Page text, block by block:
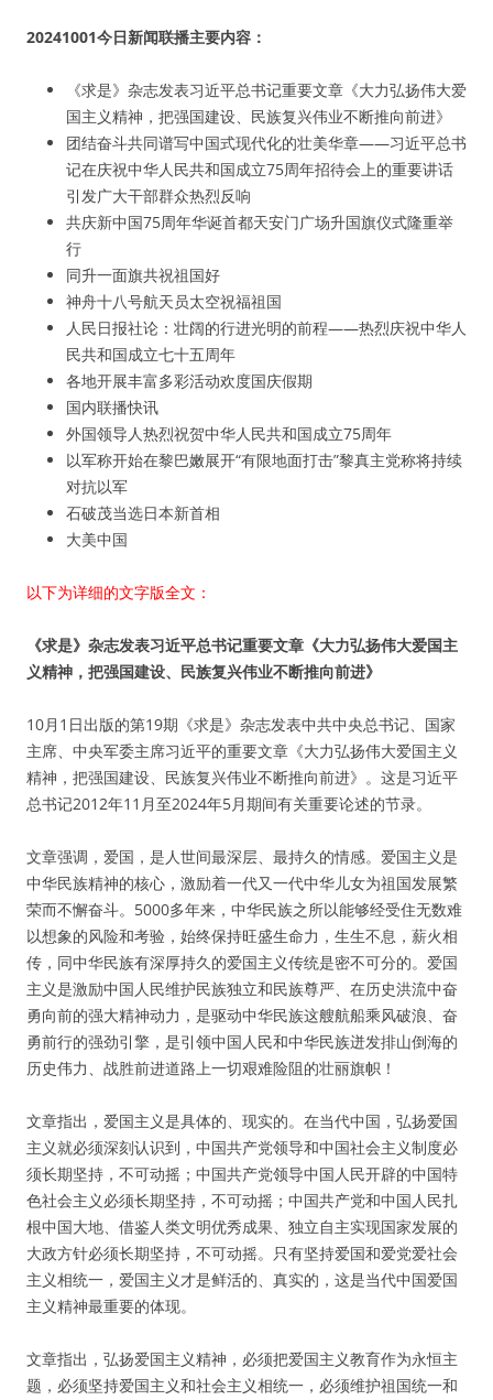
20241001今日新闻联播主要内容：
《求是》杂志发表习近平总书记重要文章《大力弘扬伟大爱
国主义精神，把强国建设、民族复兴伟业不断推向前进》
团结奋斗共同谱写中国式现代化的壮美华章——习近平总书
记在庆祝中华人民共和国成立75周年招待会上的重要讲话
引发广大干部群众热烈反响
共庆新中国75周年华诞首都天安门广场升国旗仪式隆重举
行
同升一面旗共祝祖国好
神舟十八号航天员太空祝福祖国
人民日报社论：壮阔的行进光明的前程——热烈庆祝中华人
民共和国成立七十五周年
各地开展丰富多彩活动欢度国庆假期
国内联播快讯
外国领导人热烈祝贺中华人民共和国成立75周年
以军称开始在黎巴嫩展开“有限地面打击”黎真主党称将持续
对抗以军
石破茂当选日本新首相
大美中国
以下为详细的文字版全文：
《求是》杂志发表习近平总书记重要文章《大力弘扬伟大爱国主
义精神，把强国建设、民族复兴伟业不断推向前进》
10月1日出版的第19期《求是》杂志发表中共中央总书记、国家
主席、中央军委主席习近平的重要文章《大力弘扬伟大爱国主义
精神，把强国建设、民族复兴伟业不断推向前进》。这是习近平
总书记2012年11月至2024年5月期间有关重要论述的节录。
文章强调，爱国，是人世间最深层、最持久的情感。爱国主义是
中华民族精神的核心，激励着一代又一代中华儿女为祖国发展繁
荣而不懈奋斗。5000多年来，中华民族之所以能够经受住无数难
以想象的风险和考验，始终保持旺盛生命力，生生不息，薪火相
传，同中华民族有深厚持久的爱国主义传统是密不可分的。爱国
主义是激励中国人民维护民族独立和民族尊严、在历史洪流中奋
勇向前的强大精神动力，是驱动中华民族这艘航船乘风破浪、奋
勇前行的强劲引擎，是引领中国人民和中华民族迸发排山倒海的
历史伟力、战胜前进道路上一切艰难险阻的壮丽旗帜！
文章指出，爱国主义是具体的、现实的。在当代中国，弘扬爱国
主义就必须深刻认识到，中国共产党领导和中国社会主义制度必
须长期坚持，不可动摇；中国共产党领导中国人民开辟的中国特
色社会主义必须长期坚持，不可动摇；中国共产党和中国人民扎
根中国大地、借鉴人类文明优秀成果、独立自主实现国家发展的
大政方针必须长期坚持，不可动摇。只有坚持爱国和爱党爱社会
主义相统一，爱国主义才是鲜活的、真实的，这是当代中国爱国
主义精神最重要的体现。
文章指出，弘扬爱国主义精神，必须把爱国主义教育作为永恒主
题，必须坚持爱国主义和社会主义相统一，必须维护祖国统一和